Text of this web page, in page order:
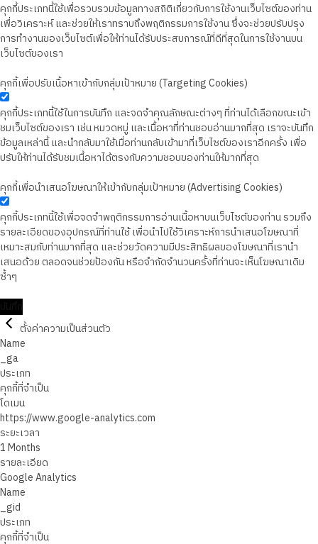
คุกกี้ประเภทนี้ใช้เพื่อรวบรวมข้อมูลทางสถิติเกี่ยวกับการใช้งานเว็บไซต์ของท่าน
เพื่อวิเคราะห์ และช่วยให้เราทราบถึงพฤติกรรมการใช้งาน ซึ่งจะช่วยปรับปรุง
การทำงานของเว็บไซต์เพื่อให้ท่านได้รับประสบการณ์ที่ดีที่สุดในการใช้งานบน
เว็บไซต์ของเรา
คุกกี้เพื่อปรับเนื้อหาเข้ากับกลุ่มเป้าหมาย (Targeting Cookies)
คุกกี้ประเภทนี้ใช้ในการบันทึก และจดจำคุณลักษณะต่างๆ ที่ท่านได้เลือกขณะเข้า
ชมเว็บไซต์ของเรา เช่น หมวดหมู่ และเนื้อหาที่ท่านชอบอ่านมากที่สุด เราจะบันทึก
ข้อมูลเหล่านี้ และนำกลับมาใช้เมื่อท่านกลับเข้ามาที่เว็บไซต์ของเราอีกครั้ง เพื่อ
ปรับให้ท่านได้รับชมเนื้อหาได้ตรงกับความชอบของท่านให้มากที่สุด
คุกกี้เพื่อนำเสนอโฆษณาให้เข้ากับกลุ่มเป้าหมาย (Advertising Cookies)
คุกกี้ประเภทนี้ใช้เพื่อจดจำพฤติกรรมการอ่านเนื้อหาบนเว็บไซต์ของท่าน รวมถึง
รายละเอียดของอุปกรณ์ที่ท่านใช้ เพื่อนำไปใช้วิเคราะห์การนำเสนอโฆษณาที่
เหมาะสมกับท่านมากที่สุด และช่วยวัดความมีประสิทธิผลของโฆษณาที่เรานำ
เสนอด้วย ตลอดจนช่วยป้องกัน หรือจำกัดจำนวนครั้งที่ท่านจะเห็นโฆษณาเดิม
ซ้ำๆ
ตั้งค่าความเป็นส่วนตัว
Name
_ga
ประเภท
คุกกี้ที่จำเป็น
โดเมน
https://www.google-analytics.com
ระยะเวลา
1 Months
รายละเอียด
Google Analytics
Name
_gid
ประเภท
คุกกี้ที่จำเป็น